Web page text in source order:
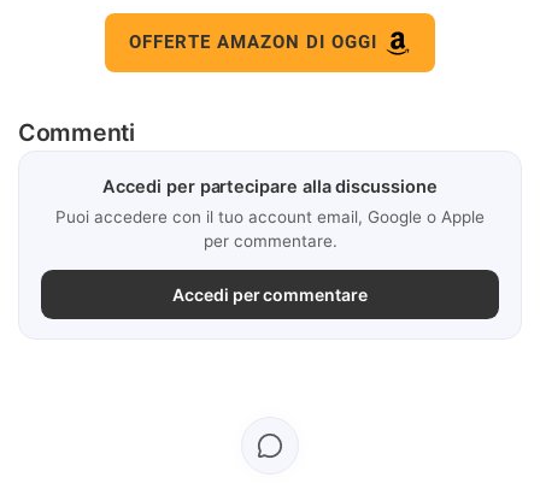
OFFERTE AMAZON DI OGGI
Commenti
Accedi per partecipare alla discussione
Puoi accedere con il tuo account email, Google o Apple
per commentare.
Accedi per commentare